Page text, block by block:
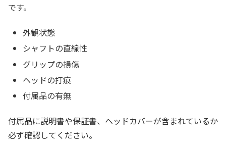
です。
外観状態
シャフトの直線性
グリップの損傷
ヘッドの打痕
付属品の有無
付属品に説明書や保証書、ヘッドカバーが含まれているか
必ず確認してください。